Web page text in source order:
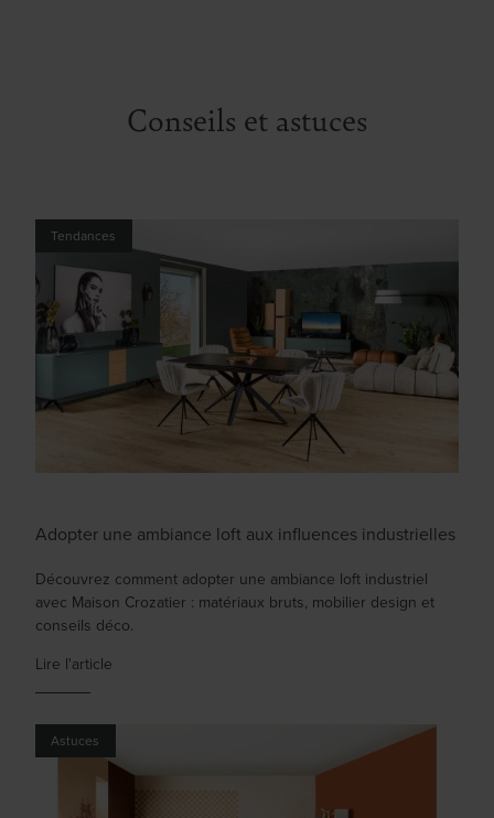
Conseils et astuces
Tendances
Adopter une ambiance loft aux influences industrielles
Découvrez comment adopter une ambiance loft industriel
avec Maison Crozatier : matériaux bruts, mobilier design et
conseils déco.
Lire l'article
Astuces